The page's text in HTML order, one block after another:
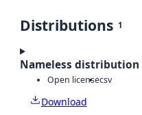
Distributions 1
Nameless distribution
Open licensecsv
Download